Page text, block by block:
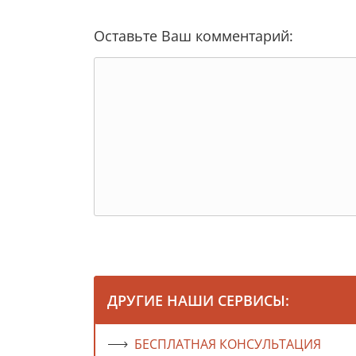
Оставьте Ваш комментарий:
ДРУГИЕ НАШИ СЕРВИСЫ:
БЕСПЛАТНАЯ КОНСУЛЬТАЦИЯ